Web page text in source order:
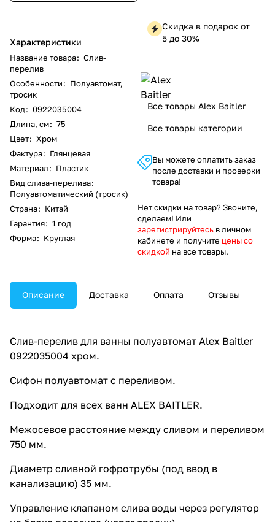
Характеристики
Название товара: Слив-
перелив
Особенности: Полуавтомат,
тросик
Код: 0922035004
Длина, см: 75
Цвет: Хром
Фактура: Глянцевая
Материал: Пластик
Вид слива-перелива:
Полуавтоматический (тросик)
Страна: Китай
Гарантия: 1 год
Форма: Круглая
Скидка в подарок от
5 до 30%
Все товары Alex Baitler
Все товары категории
Вы можете оплатить заказ
после доставки и проверки
товара!
Нет скидки на товар? Звоните,
сделаем! Или
зарегистрируйтесь в личном
кабинете и получите цены со
скидкой на все товары.
Описание Доставка Оплата Отзывы
Слив-перелив для ванны полуавтомат Alex Baitler
0922035004 хром.
Сифон полуавтомат с переливом.
Подходит для всех ванн ALEX BAITLER.
Межосевое расстояние между сливом и переливом
750 мм.
Диаметр сливной гофротрубы (под ввод в
канализацию) 35 мм.
Управление клапаном слива воды через регулятор